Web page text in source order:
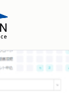
IR
シ